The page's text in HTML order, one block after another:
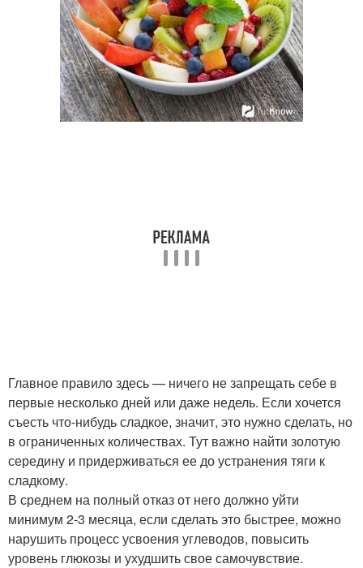
Главное правило здесь — ничего не запрещать себе в
первые несколько дней или даже недель. Если хочется
съесть что-нибудь сладкое, значит, это нужно сделать, но
в ограниченных количествах. Тут важно найти золотую
середину и придерживаться ее до устранения тяги к
сладкому.
В среднем на полный отказ от него должно уйти
минимум 2-3 месяца, если сделать это быстрее, можно
нарушить процесс усвоения углеводов, повысить
уровень глюкозы и ухудшить свое самочувствие.